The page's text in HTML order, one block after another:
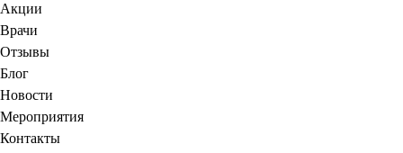
Акции
Врачи
Отзывы
Блог
Новости
Мероприятия
Контакты